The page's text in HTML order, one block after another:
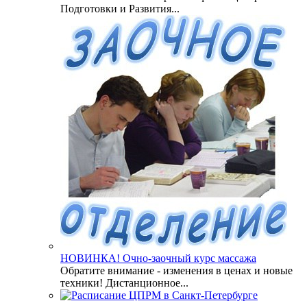
Подготовки и Развития...
НОВИНКА! Очно-заочный курс массажа
Обратите внимание - изменения в ценах и новые
техники! Дистанционное...